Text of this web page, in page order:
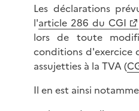
Les déclarations
l'article 286 du CGI
lors de toute
conditions d'exercice
assujetties à la TVA (
Il en est ainsi